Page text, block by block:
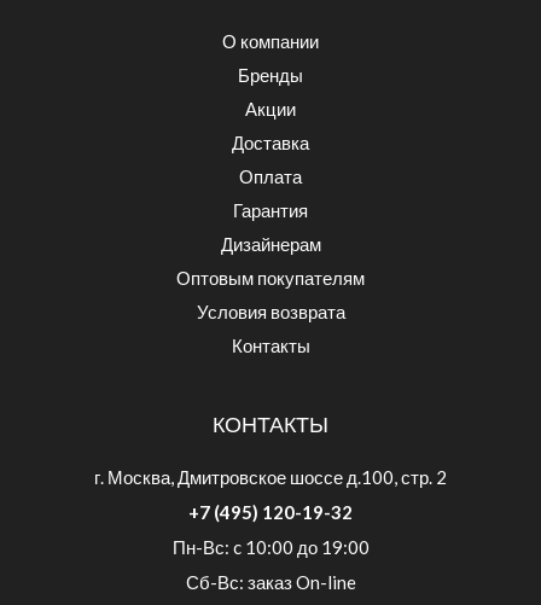
О компании
Бренды
Акции
Доставка
Оплата
Гарантия
Дизайнерам
Оптовым покупателям
Условия возврата
Контакты
КОНТАКТЫ
г. Москва, Дмитровское шоссе д.100, стр. 2
+7 (495) 120-19-32
Пн-Вс: c 10:00 до 19:00
Сб-Вс: заказ On-line